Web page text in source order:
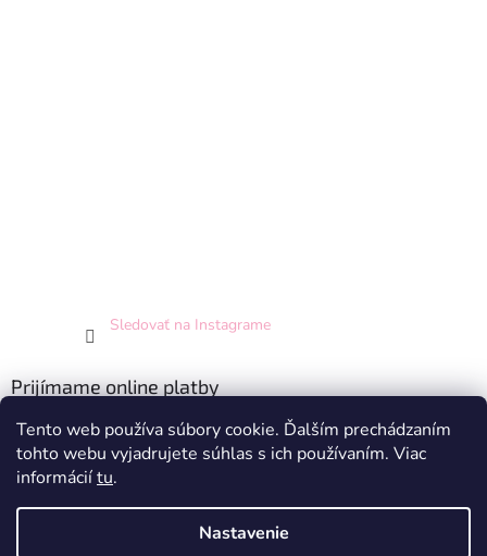
Tento web používa súbory cookie. Ďalším prechádzaním
tohto webu vyjadrujete súhlas s ich používaním. Viac
informáciítu.
Nastavenie
Sledovať na Instagrame
Prijímame online platby
Vytvoril Shoptet